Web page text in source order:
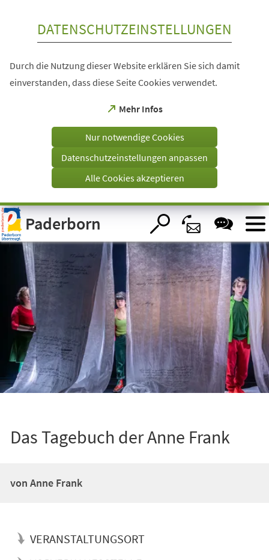
Visuelle
Assistenzsoftware
öffnen.
DATENSCHUTZEINSTELLUNGEN
Durch die Nutzung dieser Website erklären Sie sich damit
einverstanden, dass diese Seite Cookies verwendet.
Mehr Infos
(Öffnet
einem
Tab)
Nur notwendige Cookies
Datenschutzeinstellungen anpassen
Alle Cookies akzeptieren
Paderborn
Das Tagebuch der Anne Frank
von Anne Frank
VERANSTALTUNGSORT